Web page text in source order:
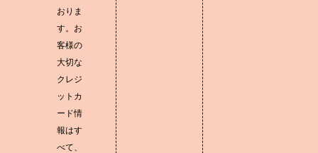
おりま
す。お
客様の
大切な
クレジ
ットカ
ード情
報はす
べて、